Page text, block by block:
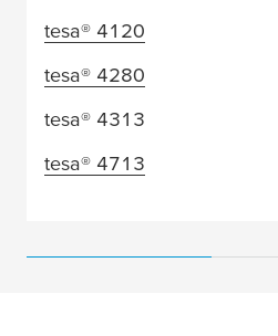
tesa® 4120
tesa® 4280
tesa® 4313
tesa® 4713